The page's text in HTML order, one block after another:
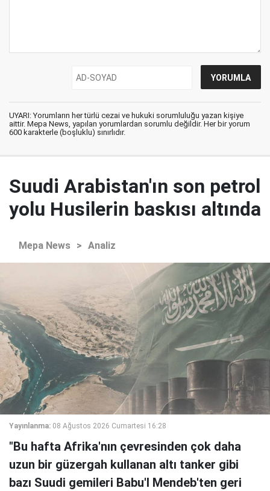
UYARI: Yorumların her türlü cezai ve hukuki sorumluluğu yazan kişiye
aittir. Mepa News, yapılan yorumlardan sorumlu değildir. Her bir yorum
600 karakterle (boşluklu) sınırlıdır.
Suudi Arabistan'ın son petrol
yolu Husilerin baskısı altında
Mepa News > Analiz
Yayınlanma: 08 Ağustos 2026 Cumartesi 16:28
"Bu hafta Afrika'nın çevresinden çok daha
uzun bir güzergah kullanan altı tanker gibi
bazı Suudi gemileri Babu'l Mendeb'ten geri